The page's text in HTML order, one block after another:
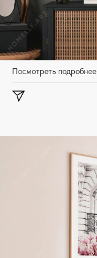
Посмотреть подробнее